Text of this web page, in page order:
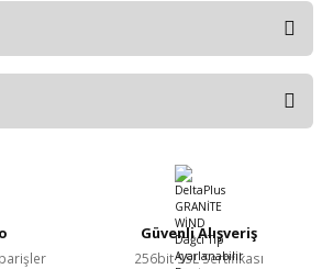
Güvenli Alışveriş
256bit SSL Sertifikası